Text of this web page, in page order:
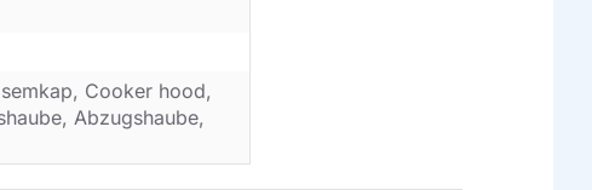
Cooker hood,
Abzugshaube,